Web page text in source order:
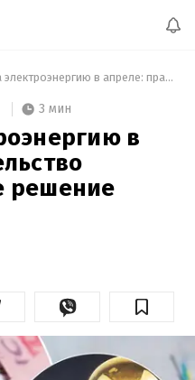
Тариф на электроэнергию в апреле: правительство приняло важное решение
3 мин
в
решение